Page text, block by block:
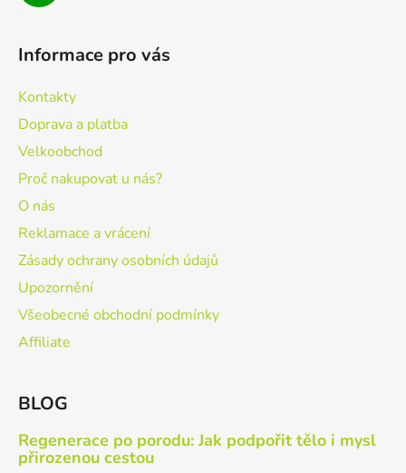
Informace pro vás
Kontakty
Doprava a platba
Velkoobchod
Proč nakupovat u nás?
O nás
Reklamace a vrácení
Zásady ochrany osobních údajů
Upozornění
Všeobecné obchodní podmínky
Affiliate
BLOG
Regenerace po porodu: Jak podpořit tělo i mysl
přirozenou cestou